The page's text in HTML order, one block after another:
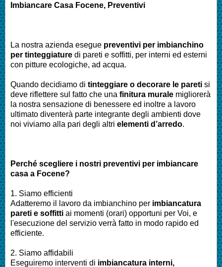
Imbiancare Casa Focene, Preventivi
La nostra azienda esegue preventivi per imbianchino
per tinteggiature di pareti e soffitti, per interni ed esterni
con pitture ecologiche, ad acqua.
Quando decidiamo di tinteggiare o decorare le pareti si
deve riflettere sul fatto che una finitura murale migliorerà
la nostra sensazione di benessere ed inoltre a lavoro
ultimato diventerà parte integrante degli ambienti dove
noi viviamo alla pari degli altri elementi d’arredo.
Perché scegliere i nostri preventivi per imbiancare
casa a Focene?
1. Siamo efficienti
Adatteremo il lavoro da imbianchino per imbiancatura
pareti e soffitti ai momenti (orari) opportuni per Voi, e
l'esecuzione del servizio verrà fatto in modo rapido ed
efficiente.
2. Siamo affidabili
Eseguiremo interventi di imbiancatura interni,